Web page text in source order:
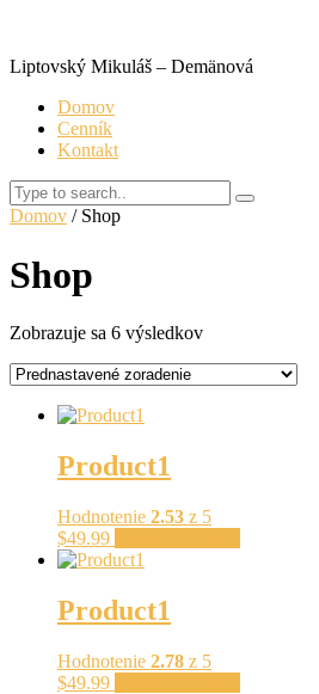
Liptovský Mikuláš – Demänová
Domov
Cenník
Kontakt
Search
Domov / Shop
Shop
Zobrazuje sa 6 výsledkov
Product1
Hodnotenie 2.53 z 5
$49.99
Product1
Hodnotenie 2.78 z 5
$49.99